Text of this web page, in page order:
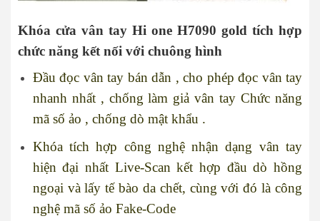
Khóa cửa vân tay Hi one H7090 gold tích hợp
chức năng kết nối với chuông hình
Đầu đọc vân tay bán dẫn , cho phép đọc vân tay
nhanh nhất , chống làm giả vân tay Chức năng
mã số ảo , chống dò mật khẩu .
Khóa tích hợp công nghệ nhận dạng vân tay
hiện đại nhất Live-Scan kết hợp đầu dò hồng
ngoại và lấy tế bào da chết, cùng với đó là công
nghệ mã số ảo Fake-Code